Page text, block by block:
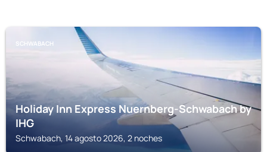
SCHWABACH
Holiday Inn Express Nuernberg-Schwabach by
IHG
Schwabach, 14 agosto 2026, 2 noches